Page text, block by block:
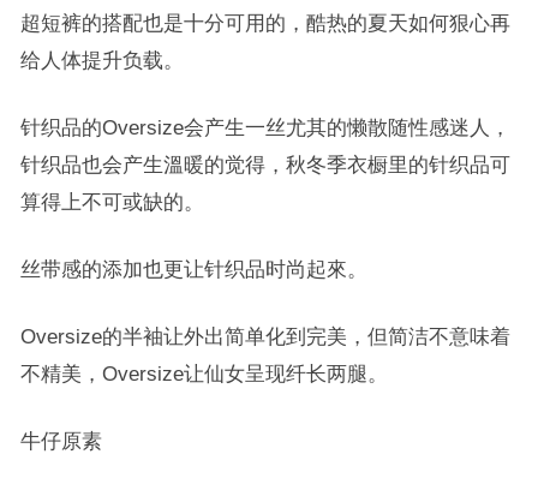
超短裤的搭配也是十分可用的，酷热的夏天如何狠心再
给人体提升负载。
针织品的Oversize会产生一丝尤其的懒散随性感迷人，
针织品也会产生溫暖的觉得，秋冬季衣橱里的针织品可
算得上不可或缺的。
丝带感的添加也更让针织品时尚起來。
Oversize的半袖让外出简单化到完美，但简洁不意味着
不精美，Oversize让仙女呈现纤长两腿。
牛仔原素